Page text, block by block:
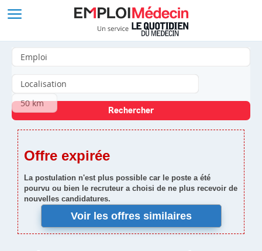
Offre expirée
La postulation n'est plus possible car le poste a été
pourvu ou bien le recruteur a choisi de ne plus recevoir de
nouvelles candidatures.
Voir les offres similaires